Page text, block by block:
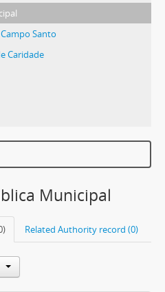
Santo
Caridade
Municipal
Related Authority record (0)